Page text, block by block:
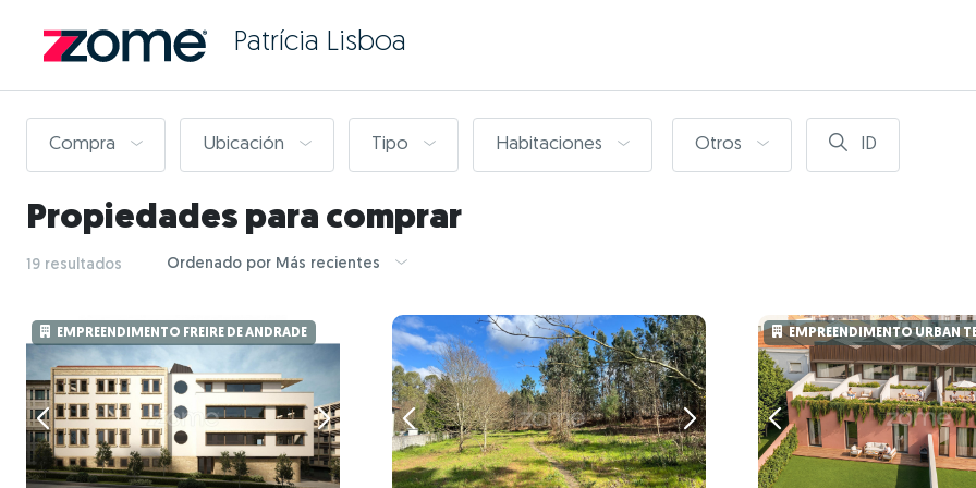
Patrícia Lisboa
Compra Ubicación Tipo Habitaciones Otros ID
Propiedades para comprar
19 resultados Ordenado por Más recientes
EMPREENDIMENTO FREIRE DE ANDRADE EMPREENDIMENTO URBAN